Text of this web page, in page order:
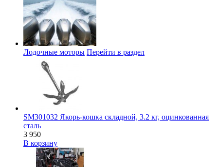
Лодочные моторы Перейти в раздел
SM301032 Якорь-кошка складной, 3.2 кг, оцинкованная
сталь
3 950
В корзину